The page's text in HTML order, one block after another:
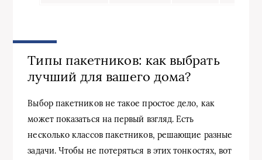
Типы пакетников: как выбрать
лучший для вашего дома?
Выбор пакетников не такое простое дело, как
может показаться на первый взгляд. Есть
несколько классов пакетников, решающие разные
задачи. Чтобы не потеряться в этих тонкостях, вот